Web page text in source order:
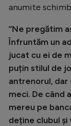
anumite
”Ne pregătim
Înfruntăm un
jucat cu ei de
puțin stilul de
antrenorul,
meci. De când
mereu pe
deține clubul și